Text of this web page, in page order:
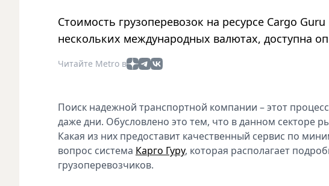
Стоимость грузоперевозок на ресурсе Cargo
нескольких международных валютах, доступна
Читайте Metro в
Поиск надежной транспортной компании – этот
даже дни. Обусловлено это тем, что в данном секторе
Какая из них предоставит качественный сервис по
вопрос система Карго Гуру, которая располагает
грузоперевозчиков.